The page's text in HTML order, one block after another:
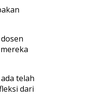
telah
dari